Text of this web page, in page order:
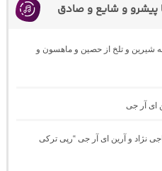
و شایع و صادق
شیرین و تلخ از حصین و ماهسون و
ای آر جی
نژاد و آرین ای آر جی “رپی ترکی